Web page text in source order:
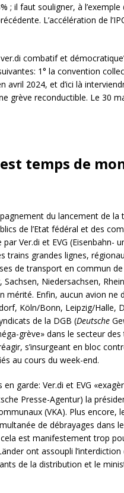
il faut souligner, à l’exemple
L’accélération de
combatif et
1° la convention
avril 2024, et d’ici là
grève reconductible. Le 30
temps de
du lancement de
de l’Etat fédéral et des
Ver.di et EVG (Eisenbahn-
trains grandes lignes,
de transport en commun
Niedersachsen,
mérité. Enfin, aucun avion ne
Köln/Bonn, Leipzig/Halle,
de la DGB (Deutsche
grève» dans le secteur
s’insurgeant en bloc
au cours du week-end.
garde: Ver.di et EVG
Presse-Agentur) la
(VKA). Plus encore,
de débrayages dans
est manifestement trop
ont assoupli
de la distribution et le